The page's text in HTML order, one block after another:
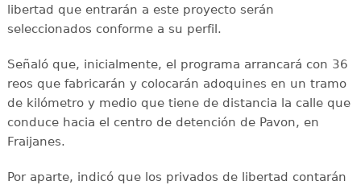
libertad que entrarán a este proyecto serán
seleccionados conforme a su perfil.
Señaló que, inicialmente, el programa arrancará con 36
reos que fabricarán y colocarán adoquines en un tramo
de kilómetro y medio que tiene de distancia la calle que
conduce hacia el centro de detención de Pavon, en
Fraijanes.
Por aparte, indicó que los privados de libertad contarán